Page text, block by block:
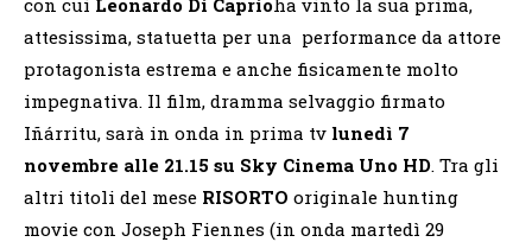
attesissima, statuetta per una performance da attore
protagonista estrema e anche fisicamente molto
impegnativa. Il film, dramma selvaggio firmato
Iñárritu, sarà in onda in prima tv lunedì 7
novembre alle 21.15 su Sky Cinema Uno HD. Tra gli
altri titoli del mese RISORTO originale hunting
movie con Joseph Fiennes (in onda martedì 29